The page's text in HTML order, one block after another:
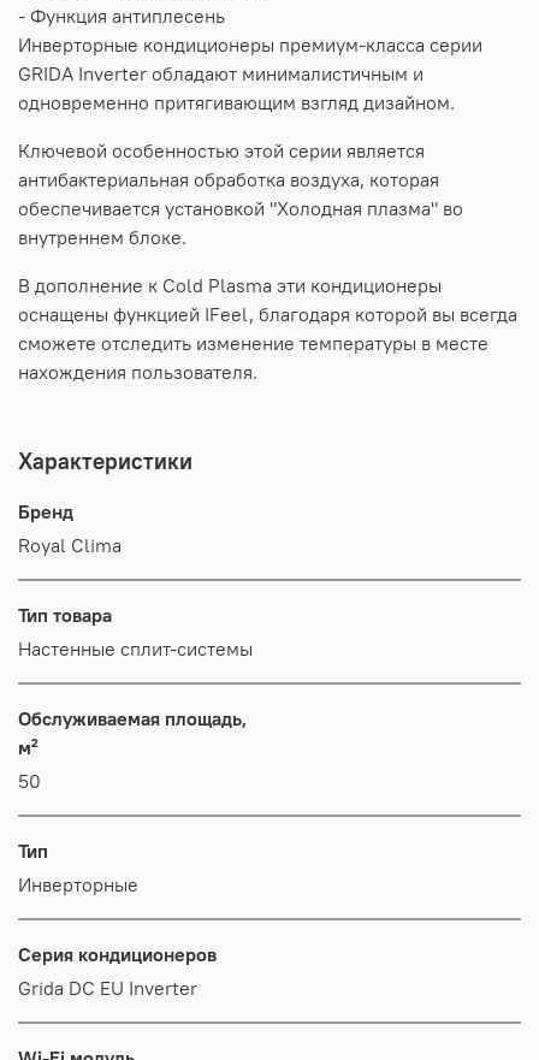
- Функция антиплесень
Инверторные кондиционеры премиум-класса серии
GRIDA Inverter обладают минималистичным и
одновременно притягивающим взгляд дизайном.
Ключевой особенностью этой серии является
антибактериальная обработка воздуха, которая
обеспечивается установкой "Холодная плазма" во
внутреннем блоке.
В дополнение к Cold Plasma эти кондиционеры
оснащены функцией IFeel, благодаря которой вы всегда
сможете отследить изменение температуры в месте
нахождения пользователя.
Характеристики
Бренд
Royal Clima
Тип товара
Настенные сплит-системы
Обслуживаемая площадь,
м²
50
Тип
Инверторные
Серия кондиционеров
Grida DC EU Inverter